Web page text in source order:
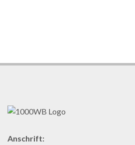
Anschrift: